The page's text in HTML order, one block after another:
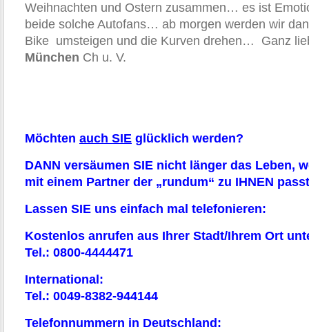
Weihnachten und Ostern zusammen… es ist
beide solche Autofans… ab morgen werden wir
Bike umsteigen und die Kurven drehen… Ganz
München Ch u. V.
Möchten auch SIE glücklich werden?
DANN versäumen SIE nicht länger das Leben,
mit einem Partner der „rundum“ zu IHNEN
Lassen SIE uns einfach mal telefonieren:
Kostenlos anrufen aus Ihrer Stadt/Ihrem Ort
Tel.: 0800-4444471
International:
Tel.: 0049-8382-944144
Telefonnummern in Deutschland: